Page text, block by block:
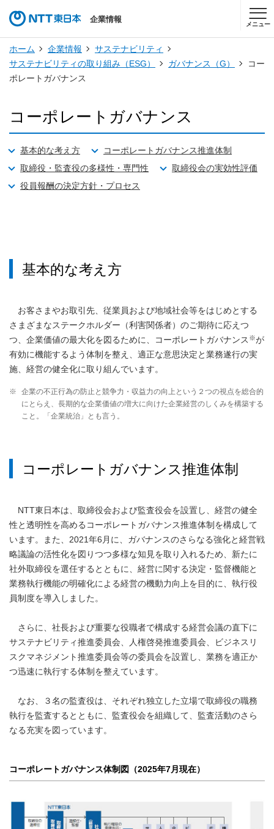
企業情報
メニュー
ホーム 企業情報
サステナビリティ
サステナビリティの取り組み（ESG）
ガバナンス（G）
コー
ポレートガバナンス
コーポレートガバナンス
基本的な考え方
コーポレートガバナンス推進体制
取締役・監査役の多様性・専門性
取締役会の実効性評価
役員報酬の決定方針・プロセス
基本的な考え方
お客さまやお取引先、従業員および地域社会等をはじめとする
さまざまなステークホルダー（利害関係者）のご期待に応えつ
つ、企業価値の最大化を図るために、コーポレートガバナンス ※が
有効に機能するよう体制を整え、適正な意思決定と業務遂行の実
施、経営の健全化に取り組んでいます。
※
企業の不正行為の防止と競争力・収益力の向上という２つの視点を総合的
にとらえ、長期的な企業価値の増大に向けた企業経営のしくみを構築する
こと。「企業統治」とも言う。
コーポレートガバナンス推進体制
NTT東日本は、取締役会および監査役会を設置し、経営の健全
性と透明性を高めるコーポレートガバナンス推進体制を構成して
います。また、2021年6月に、ガバナンスのさらなる強化と経営戦
略議論の活性化を図りつつ多様な知見を取り入れるため、新たに
社外取締役を選任するとともに、経営に関する決定・監督機能と
業務執行機能の明確化による経営の機動力向上を目的に、執行役
員制度を導入しました。
さらに、社長および重要な役職者で構成する経営会議の直下に
サステナビリティ推進委員会、人権啓発推進委員会、ビジネスリ
スクマネジメント推進委員会等の委員会を設置し、業務を適正か
つ迅速に執行する体制を整えています。
なお、３名の監査役は、それぞれ独立した立場で取締役の職務
執行を監査するとともに、監査役会を組織して、監査活動のさら
なる充実を図っています。
コーポレートガバナンス体制図（2025年7月現在）